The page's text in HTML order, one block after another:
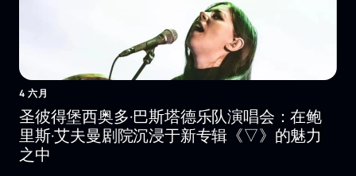
4 六月
圣彼得堡西奥多·巴斯塔德乐队演唱会：在鲍
里斯·艾夫曼剧院沉浸于新专辑《▽》的魅力
之中